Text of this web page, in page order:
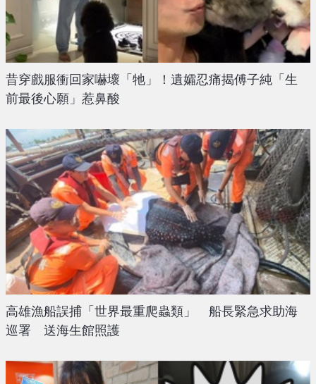
昔穿戲服衝回家嚇壞「牠」！遺孀忍痛揭傅子純「生
前最後心願」惹鼻酸
高雄漁船誤捕「世界最重爬蟲類」 船長緊急求助海
巡署 送海生館照護